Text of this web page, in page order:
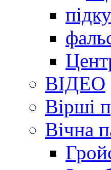
ВІДЕО
Вірші
Вічна